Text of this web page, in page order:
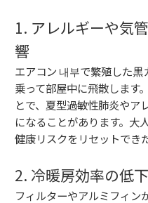
1. アレルギーや気
響
エアコン 내부で繁殖した黒
乗って部屋中に飛散します。
とで、 夏型過敏性肺炎やア
になることがあります。 大
健康リスクをリセットでき
2. 冷暖房効率の低
フィルターやアルミフィン